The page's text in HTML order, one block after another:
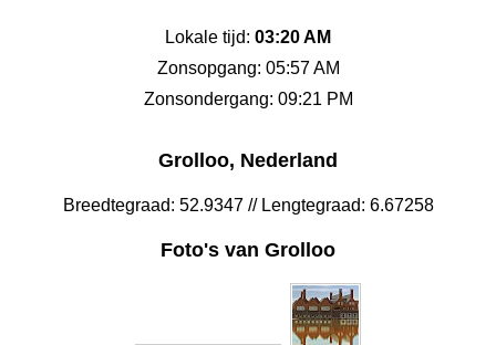
Lokale tijd: 03:20 AM
Zonsopgang: 05:57 AM
Zonsondergang: 09:21 PM
Grolloo, Nederland
Breedtegraad: 52.9347 // Lengtegraad: 6.67258
Foto's van Grolloo